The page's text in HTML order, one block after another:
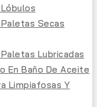
Secas
Lubricadas
En Baño De Aceite
Limpiafosas Y